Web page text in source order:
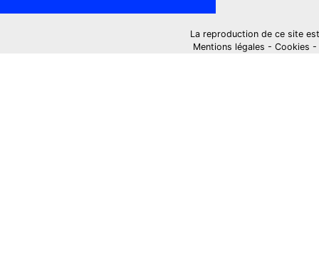
La reproduction de ce site
Mentions légales - Cookies -